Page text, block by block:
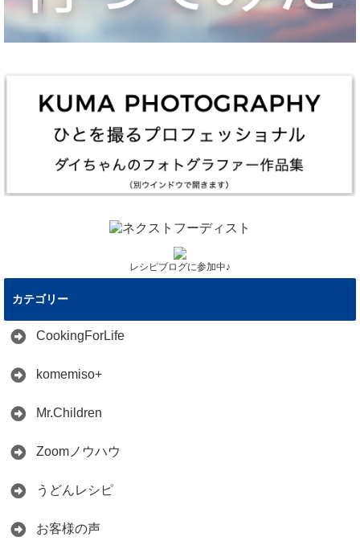
レシピブログに参加中♪
カテゴリー
CookingForLife
komemiso+
Mr.Children
Zoomノウハウ
うどんレシピ
お客様の声